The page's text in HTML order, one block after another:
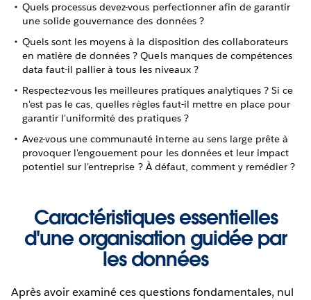
Quels processus devez-vous perfectionner afin de garantir
une solide gouvernance des données ?
Quels sont les moyens à la disposition des collaborateurs
en matière de données ? Quels manques de compétences
data faut-il pallier à tous les niveaux ?
Respectez-vous les meilleures pratiques analytiques ? Si ce
n'est pas le cas, quelles règles faut-il mettre en place pour
garantir l'uniformité des pratiques ?
Avez-vous une communauté interne au sens large prête à
provoquer l'engouement pour les données et leur impact
potentiel sur l'entreprise ? À défaut, comment y remédier ?
Caractéristiques essentielles
d'une organisation guidée par
les données
Après avoir examiné ces questions fondamentales, nul